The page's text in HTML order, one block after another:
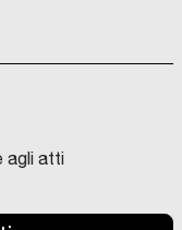
agli atti